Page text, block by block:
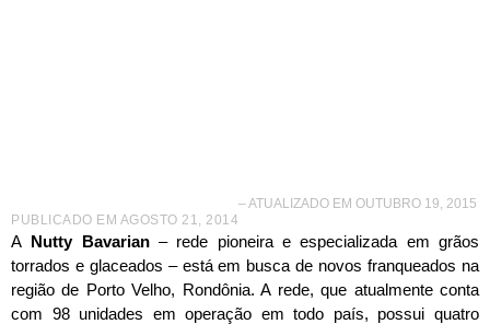
PUBLICADO EM AGOSTO 21, 2014
– ATUALIZADO EM OUTUBRO 19, 2015
A Nutty Bavarian– rede pioneira e especializada em grãos
torrados e glaceados – está em busca de novos franqueados na
região de Porto Velho, Rondônia. A rede, que atualmente conta
com 98 unidades em operação em todo país, possui quatro